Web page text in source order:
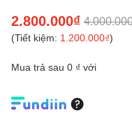
2.800.000₫
(Tiết kiệm: 1.200.000₫)
Mua trả sau 0 ₫ với